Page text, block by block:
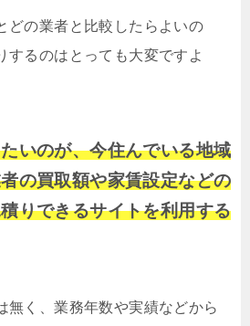
どの業者と比較したらよいの
するのはとっても大変ですよ
いのが、今住んでいる地域
の買取額や家賃設定などの
りできるサイトを利用する
無く、業務年数や実績などから